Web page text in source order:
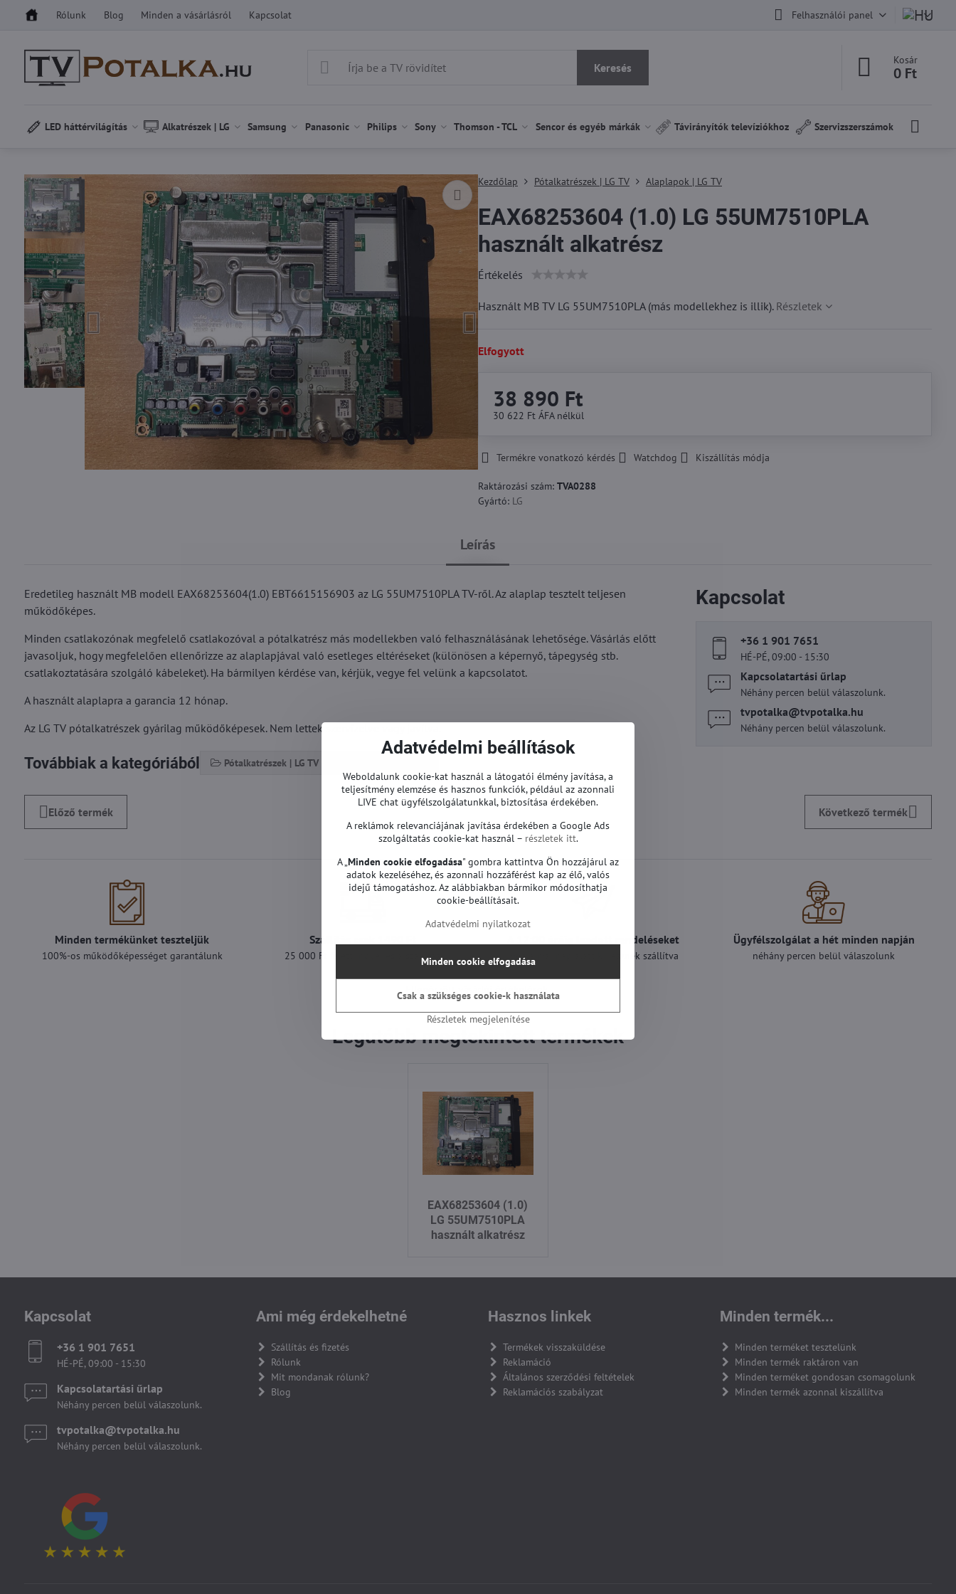
Rólunk Blog Minden a vásárlásról Kapcsolat Felhasználói panel
Keresés
Kosár
0 Ft
LED háttérvilágítás Alkatrészek | LG Samsung Panasonic Philips Sony Thomson - TCL Sencor és egyéb márkák Távirányítók televíziókhoz Szervizszerszámok
Kezdőlap Pótalkatrészek | LG TV Alaplapok | LG TV
EAX68253604 (1.0) LG 55UM7510PLA
használt alkatrész
Értékelés
Használt MB TV LG 55UM7510PLA (más modellekhez is illik). Részletek
Elfogyott
38 890 Ft
30 622 Ft ÁFA nélkül
Termékre vonatkozó kérdés Watchdog Kiszállítás módja
Raktározási szám: TVA0288
Gyártó: LG
Leírás
Eredetileg használt MB modell EAX68253604(1.0) EBT6615156903 az LG 55UM7510PLA TV-ről. Az alaplap tesztelt teljesen
működőképes.
Minden csatlakozónak megfelelő csatlakozóval a pótalkatrész más modellekben való felhasználásának lehetősége. Vásárlás előtt
javasoljuk, hogy megfelelően ellenőrizze az alaplapjával való esetleges eltéréseket (különösen a képernyő, tápegység stb.
csatlakoztatására szolgáló kábeleket). Ha bármilyen kérdése van, kérjük, vegye fel velünk a kapcsolatot.
A használt alaplapra a garancia 12 hónap.
Az LG TV pótalkatrészek gyárilag működőképesek. Nem lettek szervizelve vagy javítva.
Továbbiak a kategóriából Pótalkatrészek | LG TV
Kapcsolat
+36 1 901 7651
HÉ-PÉ, 09:00 - 15:30
Kapcsolatartási űrlap
Néhány percen belül válaszolunk.
tvpotalka​@tvpotalka​.hu
Néhány percen belül válaszolunk.
Előző termék Következő termék
Minden termékünket teszteljük
100%-os működőképességet garantálunk
Szállítás csak 1490 Ft
25 000 Ft felett ingyenes a szállítás
A 12:00 óráig leadott rendeléseket
még a mai nap alatt ki lesznek szállítva
Ügyfélszolgálat a hét minden napján
néhány percen belül válaszolunk
Ellenőrzött vásárlói értékelések.
Legutóbb megtekintett termékek
EAX68253604 (1.0)
LG 55UM7510PLA
használt alkatrész
Kapcsolat
+36 1 901 7651
HÉ-PÉ, 09:00 - 15:30
Kapcsolatartási űrlap
Néhány percen belül válaszolunk.
tvpotalka​@tvpotalka​.hu
Néhány percen belül válaszolunk.
Ami még érdekelhetné
Szállítás és fizetés
Rólunk
Mit mondanak rólunk?
Blog
Hasznos linkek
Termékek visszaküldése
Reklamáció
Általános szerződési feltételek
Reklamációs szabályzat
Minden termék...
Minden terméket tesztelünk
Minden termék raktáron van
Minden terméket gondosan csomagolunk
Minden termék azonnal kiszállítva
Adatvédelmi beállítások
Weboldalunk cookie-kat használ a látogatói élmény javítása, a
teljesítmény elemzése és hasznos funkciók, például az azonnali
LIVE chat ügyfélszolgálatunkkal, biztosítása érdekében.
A reklámok relevanciájának javítása érdekében a Google Ads
szolgáltatás cookie-kat használ – részletek itt.
A „Minden cookie elfogadása" gombra kattintva Ön hozzájárul az
adatok kezeléséhez, és azonnali hozzáférést kap az élő, valós
idejű támogatáshoz. Az alábbiakban bármikor módosíthatja
cookie-beállításait.
Adatvédelmi nyilatkozat
Részletek megjelenítése
Minden cookie elfogadása
Csak a szükséges cookie-k használata